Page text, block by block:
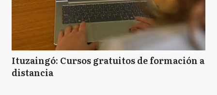
Ituzaingó: Cursos gratuitos de formación a
distancia